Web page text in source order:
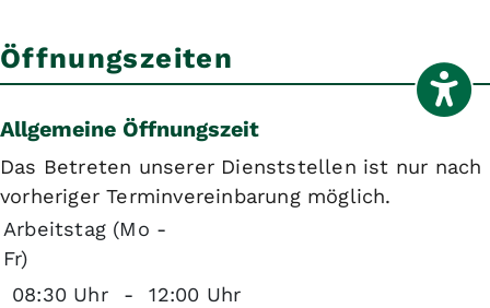
Öffnungszeiten
Allgemeine Öffnungszeit
Das Betreten unserer Dienststellen ist nur nach
vorheriger Terminvereinbarung möglich.
Arbeitstag (Mo -
Fr)
08:30 Uhr
-
12:00 Uhr